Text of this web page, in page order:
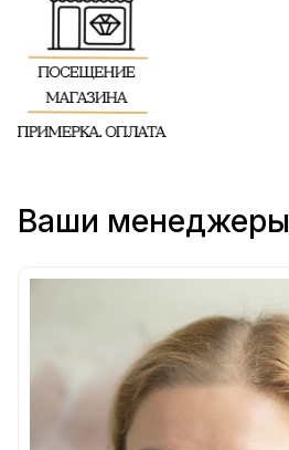
Ваши менеджеры